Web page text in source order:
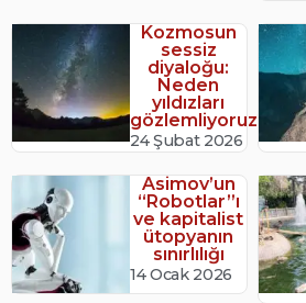
Kozmosun
sessiz
diyaloğu:
Neden
yıldızları
gözlemliyoruz?
24 Şubat 2026
Asimov’un
“Robotlar”ı
ve kapitalist
ütopyanın
sınırlılığı
14 Ocak 2026